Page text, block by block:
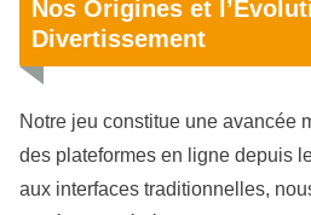
Nos Origines et
Divertissement
Notre jeu constitue une avancée
des plateformes en ligne depuis
aux interfaces traditionnelles,